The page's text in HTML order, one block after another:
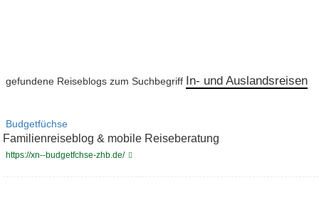
gefundene Reiseblogs zum Suchbegriff In- und Auslandsreisen
Budgetfüchse
Familienreiseblog & mobile Reiseberatung
https://xn--budgetfchse-zhb.de/